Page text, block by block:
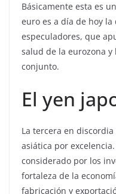
Básicamente esta es
euro es a día de hoy
especuladores, que
salud de la eurozona
conjunto.
El yen
La tercera en
asiática por
considerado por los
fortaleza de la
fabricación y